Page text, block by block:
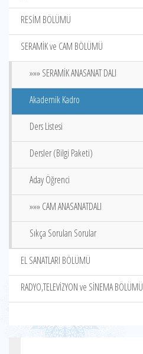
RESİM BÖLÜMÜ
SERAMİK ve CAM BÖLÜMÜ
»»» SERAMİK ANASANAT DALI
Akademik Kadro
Ders Listesi
Dersler (Bilgi Paketi)
Aday Öğrenci
»»» CAM ANASANATDALI
Sıkça Sorulan Sorular
EL SANATLARI BÖLÜMÜ
RADYO,TELEVİZYON ve SİNEMA BÖLÜMÜ